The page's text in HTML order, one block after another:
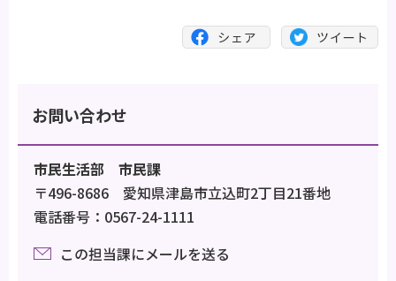
お問い合わせ
市民生活部 市民課
〒496-8686 愛知県津島市立込町2丁目21番地
電話番号：0567-24-1111
この担当課にメールを送る